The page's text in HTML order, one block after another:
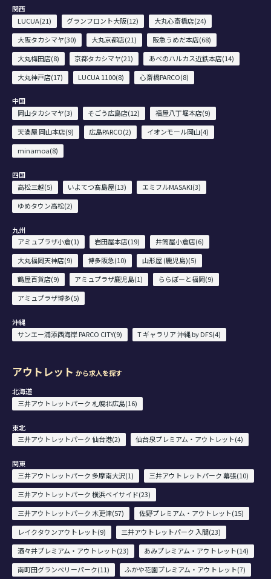
関西
LUCUA(21)
グランフロント大阪(12)
大丸心斎橋店(24)
大阪タカシマヤ(30)
大丸京都店(21)
阪急うめだ本店(68)
大丸梅田店(8)
京都タカシマヤ(21)
あべのハルカス近鉄本店(14)
大丸神戸店(17)
LUCUA 1100(8) 心斎橋PARCO(8)
中国
岡山タカシマヤ(3)
そごう広島店(12)
福屋八丁堀本店(9)
天満屋 岡山本店(9)
広島PARCO(2)
イオンモール岡山(4)
minamoa(8)
四国
高松三越(5)
いよてつ髙島屋(13)
エミフルMASAKI(3)
ゆめタウン高松(2)
九州
アミュプラザ小倉(1)
岩田屋本店(19)
井筒屋小倉店(6)
大丸福岡天神店(9)
博多阪急(10)
山形屋 (鹿児島)(5)
鶴屋百貨店(9)
アミュプラザ鹿児島(1)
ららぽーと福岡(9)
アミュプラザ博多(5)
沖縄
サンエー浦添西海岸 PARCO CITY(9)
T ギャラリア 沖縄 by DFS(4)
アウトレット から求人を探す
北海道
三井アウトレットパーク 札幌北広島(16)
東北
三井アウトレットパーク 仙台港(2)
仙台泉プレミアム・アウトレット(4)
関東
三井アウトレットパーク 多摩南大沢(1)
三井アウトレットパーク 幕張(10)
三井アウトレットパーク 横浜ベイサイド(23)
三井アウトレットパーク 木更津(57)
佐野プレミアム・アウトレット(15)
レイクタウンアウトレット(9)
三井アウトレットパーク 入間(23)
酒々井プレミアム・アウトレット(23)
あみプレミアム・アウトレット(14)
南町田グランベリーパーク(11)
ふかや花園プレミアム・アウトレット(7)